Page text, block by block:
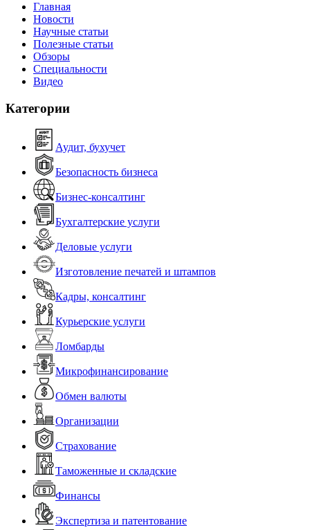
Главная
Новости
Научные статьи
Полезные статьи
Обзоры
Специальности
Видео
Категории
Аудит, бухучет
Безопасность бизнеса
Бизнес-консалтинг
Бухгалтерские услуги
Деловые услуги
Изготовление печатей и штампов
Кадры, консалтинг
Курьерские услуги
Ломбарды
Микрофинансирование
Обмен валюты
Организации
Страхование
Таможенные и складские
Финансы
Экспертиза и патентование